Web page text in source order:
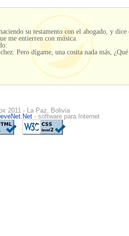
su testamento con el abogado, y
me entierren con música.
Pero dígame, una cosita nada más,
2011 - La Paz, Bolivia
- software para Internet